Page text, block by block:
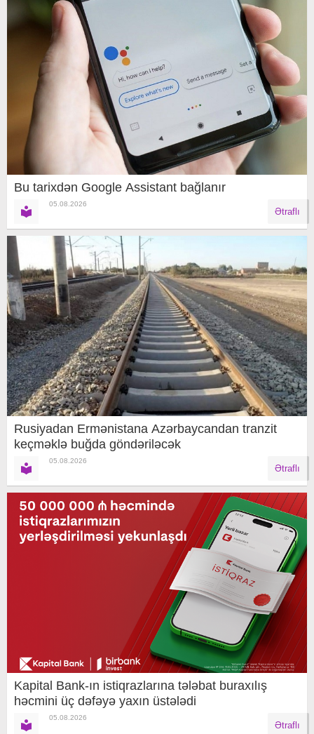
Bu tarixdən Google Assistant bağlanır
05.08.2026
Ətraflı
Rusiyadan Ermənistana Azərbaycandan tranzit
keçməklə buğda göndəriləcək
05.08.2026
Ətraflı
Kapital Bank-ın istiqrazlarına tələbat buraxılış
həcmini üç dəfəyə yaxın üstələdi
05.08.2026
Ətraflı